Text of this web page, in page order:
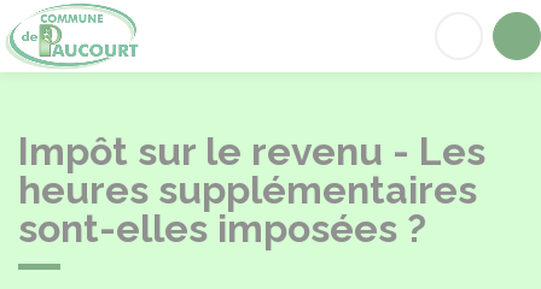
Impôt sur le revenu - Les
heures supplémentaires
sont-elles imposées ?